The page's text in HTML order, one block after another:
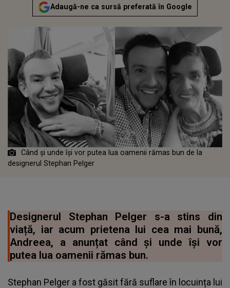
Adaugă-ne ca sursă preferată în Google
Când și unde își vor putea lua oamenii rămas bun de la
designerul Stephan Pelger
Designerul Stephan Pelger s-a stins din
viață, iar acum prietena lui cea mai bună,
Andreea, a anunțat când și unde își vor
putea lua oamenii rămas bun.
Stephan Pelger a fost găsit fără suflare în locuința lui